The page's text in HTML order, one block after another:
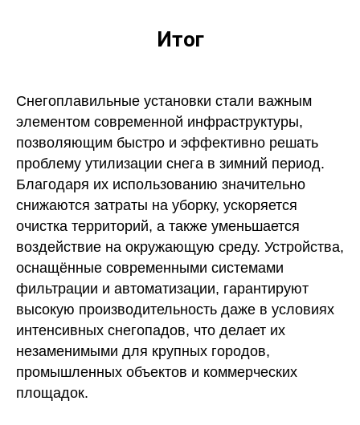
Итог
Снегоплавильные установки стали важным
элементом современной инфраструктуры,
позволяющим быстро и эффективно решать
проблему утилизации снега в зимний период.
Благодаря их использованию значительно
снижаются затраты на уборку, ускоряется
очистка территорий, а также уменьшается
воздействие на окружающую среду. Устройства,
оснащённые современными системами
фильтрации и автоматизации, гарантируют
высокую производительность даже в условиях
интенсивных снегопадов, что делает их
незаменимыми для крупных городов,
промышленных объектов и коммерческих
площадок.